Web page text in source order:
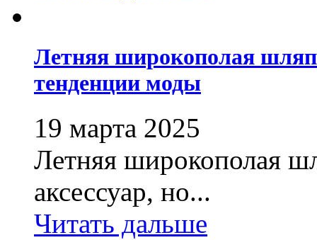
Летняя широкополая
тенденции моды
19 марта 2025
Летняя широкополая
аксессуар, но...
Читать дальше